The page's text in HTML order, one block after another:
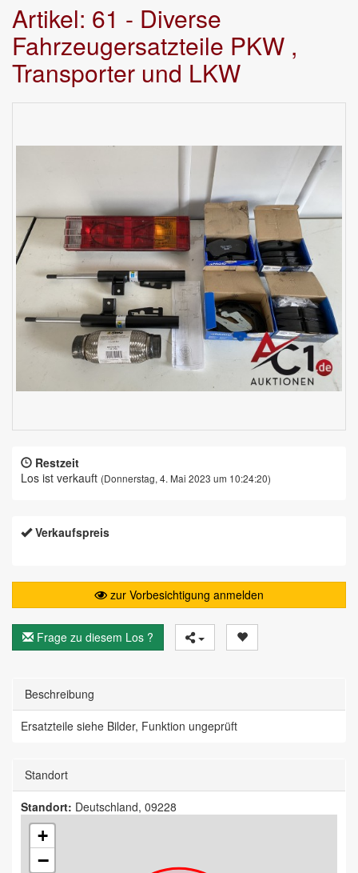
Artikel: 61 - Diverse
Fahrzeugersatzteile PKW ,
Transporter und LKW
Restzeit
Los ist verkauft (Donnerstag, 4. Mai 2023 um 10:24:20)
Verkaufspreis
zur Vorbesichtigung anmelden
Frage zu diesem Los ?
Beschreibung
Ersatzteile siehe Bilder, Funktion ungeprüft
Standort
Standort: Deutschland, 09228
+
−